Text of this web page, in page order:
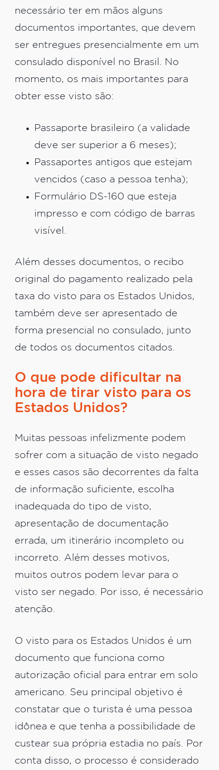
necessário ter em mãos alguns
documentos importantes, que devem
ser entregues presencialmente em um
consulado disponível no Brasil. No
momento, os mais importantes para
obter esse visto são:
Passaporte brasileiro (a validade
deve ser superior a 6 meses);
Passaportes antigos que estejam
vencidos (caso a pessoa tenha);
Formulário DS-160 que esteja
impresso e com código de barras
visível.
Além desses documentos, o recibo
original do pagamento realizado pela
taxa do visto para os Estados Unidos,
também deve ser apresentado de
forma presencial no consulado, junto
de todos os documentos citados.
O que pode dificultar na
hora de tirar visto para os
Estados Unidos?
Muitas pessoas infelizmente podem
sofrer com a situação de visto negado
e esses casos são decorrentes da falta
de informação suficiente, escolha
inadequada do tipo de visto,
apresentação de documentação
errada, um itinerário incompleto ou
incorreto. Além desses motivos,
muitos outros podem levar para o
visto ser negado. Por isso, é necessário
atenção.
O visto para os Estados Unidos é um
documento que funciona como
autorização oficial para entrar em solo
americano. Seu principal objetivo é
constatar que o turista é uma pessoa
idônea e que tenha a possibilidade de
custear sua própria estadia no país. Por
conta disso, o processo é considerado